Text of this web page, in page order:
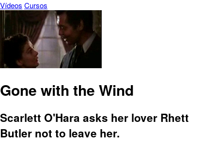
Vídeos Cursos
Gone with the Wind
Scarlett O'Hara asks her lover Rhett
Butler not to leave her.